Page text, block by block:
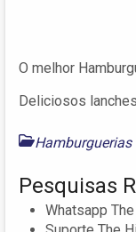
O melhor
Deliciosos
Pesquisas
Whatsapp